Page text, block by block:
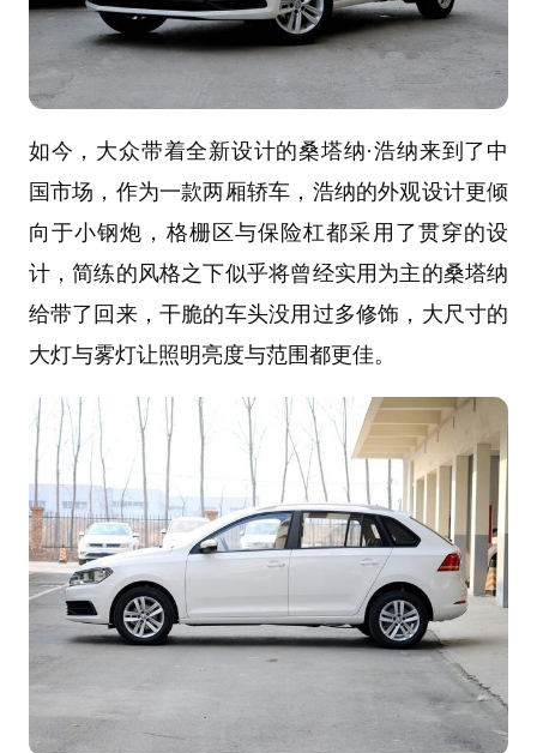
如今，大众带着全新设计的桑塔纳·浩纳来到了中
国市场，作为一款两厢轿车，浩纳的外观设计更倾
向于小钢炮，格栅区与保险杠都采用了贯穿的设
计，简练的风格之下似乎将曾经实用为主的桑塔纳
给带了回来，干脆的车头没用过多修饰，大尺寸的
大灯与雾灯让照明亮度与范围都更佳。